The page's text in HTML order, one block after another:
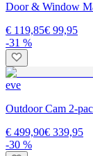
Door & Window
€ 119,85€ 99,95
-31 %
eve
Outdoor Cam 2-
€ 499,90€ 339,95
-30 %